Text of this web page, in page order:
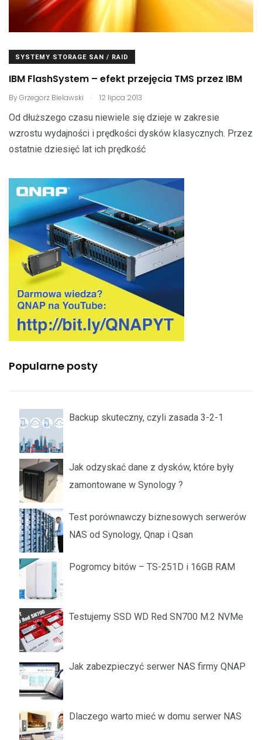
SYSTEMY STORAGE SAN / RAID
IBM FlashSystem – efekt przejęcia TMS przez IBM
ByGrzegorz Bielawski . 12 lipca 2013
Od dłuższego czasu niewiele się dzieje w zakresie
wzrostu wydajności i prędkości dysków klasycznych. Przez
ostatnie dziesięć lat ich prędkość
Popularne posty
Backup skuteczny, czyli zasada 3-2-1
Jak odzyskać dane z dysków, które były
zamontowane w Synology ?
Test porównawczy biznesowych serwerów
NAS od Synology, Qnap i Qsan
Pogromcy bitów – TS-251D i 16GB RAM
Testujemy SSD WD Red SN700 M.2 NVMe
Jak zabezpieczyć serwer NAS firmy QNAP
Dlaczego warto mieć w domu serwer NAS